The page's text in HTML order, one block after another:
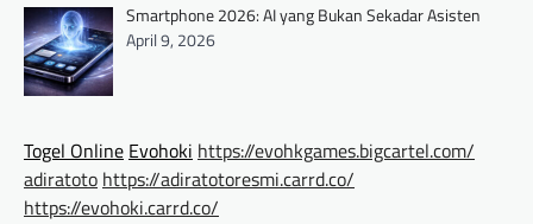
Smartphone 2026: AI yang Bukan Sekadar Asisten
April 9, 2026
Togel Online Evohoki https://evohkgames.bigcartel.com/
adiratoto https://adiratotoresmi.carrd.co/
https://evohoki.carrd.co/